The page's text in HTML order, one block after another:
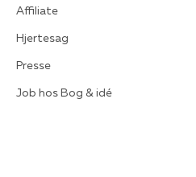
Affiliate
Hjertesag
Presse
Job hos Bog & idé